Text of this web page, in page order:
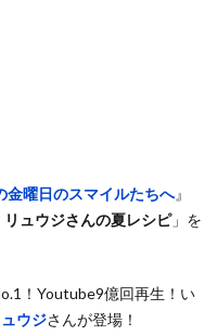
金曜日のスマイルたちへ』
ュウジさんの夏レシピ」を
！Youtube9億回再生！い
ュウジさんが登場！